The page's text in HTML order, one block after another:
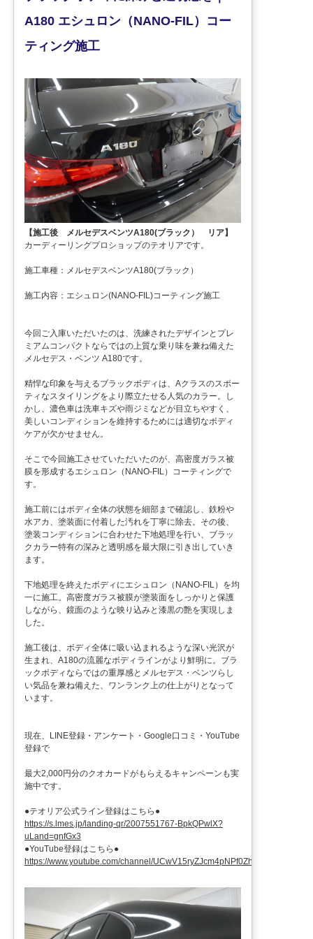
A180 エシュロン（NANO-FIL）コー
ティング施工
【施工後 メルセデスベンツA180(ブラック） リア】
カーディーリングプロショップのテオリアです。
施工車種：メルセデスベンツA180(ブラック）
施工内容：エシュロン(NANO-FIL)コーティング施工
今回ご入庫いただいたのは、洗練されたデザインとプレ
ミアムコンパクトならではの上質な乗り味を兼ね備えた
メルセデス・ベンツ A180です。
精悍な印象を与えるブラックボディは、Aクラスのスポー
ティなスタイリングをより際立たせる人気のカラー。し
かし、濃色車は洗車キズや雨ジミなどが目立ちやすく、
美しいコンディションを維持するためには適切なボディ
ケアが欠かせません。
そこで今回施工させていただいたのが、高密度ガラス被
膜を形成するエシュロン（NANO-FIL）コーティングで
す。
施工前にはボディ全体の状態を細部まで確認し、鉄粉や
水アカ、塗装面に付着した汚れを丁寧に除去。その後、
塗装コンディションに合わせた下地処理を行い、ブラッ
クカラー特有の深みと透明感を最大限に引き出していき
ます。
下地処理を終えたボディにエシュロン（NANO-FIL）を均
一に施工。高密度ガラス被膜が塗装面をしっかりと保護
しながら、鏡面のような映り込みと漆黒の艶を実現しま
した。
施工後は、ボディ全体に吸い込まれるような深い光沢が
生まれ、A180の流麗なボディラインがより鮮明に。ブラ
ックボディならではの重厚感とメルセデス・ベンツらし
い気品を兼ね備えた、ワンランク上の仕上がりとなって
います。
現在、LINE登録・アンケート・Google口コミ・YouTube
登録で
最大2,000円分のクオカードがもらえるキャンペーンも実
施中です。
●テオリア公式ライン登録はこちら●
https://s.lmes.jp/landing-qr/2007551767-BpkQPwlX?
uLand=gnfGx3
●YouTube登録はこちら●
https://www.youtube.com/channel/UCwV15ryZJcm4pNPf0ZhXu9g